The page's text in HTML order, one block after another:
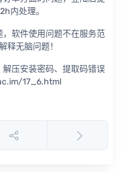
内处理。
软件使用问题不在服务范
释无脑问题！
压安装密码、提取码错误
17_6.html